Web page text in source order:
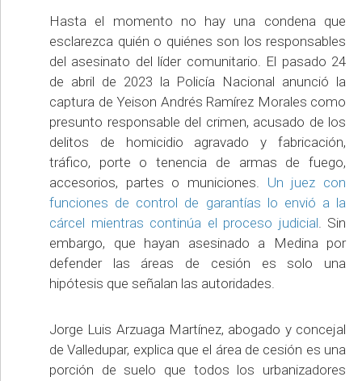
Hasta el momento no hay una condena que
esclarezca quién o quiénes son los responsables
del asesinato del líder comunitario. El pasado 24
de abril de 2023 la Policía Nacional anunció la
captura de Yeison Andrés Ramírez Morales como
presunto responsable del crimen, acusado de los
delitos de homicidio agravado y fabricación,
tráfico, porte o tenencia de armas de fuego,
accesorios, partes o municiones. Un juez con
funciones de control de garantías lo envió a la
cárcel mientras continúa el proceso judicial. Sin
embargo, que hayan asesinado a Medina por
defender las áreas de cesión es solo una
hipótesis que señalan las autoridades.
Jorge Luis Arzuaga Martínez, abogado y concejal
de Valledupar, explica que el área de cesión es una
porción de suelo que todos los urbanizadores